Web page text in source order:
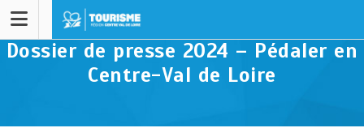
Dossier de presse 2024 – Pédaler en
Centre-Val de Loire